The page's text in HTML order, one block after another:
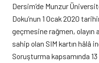
Dersim’de Munzur
Doku’nun 1 Ocak 2020
geçmesine rağmen, olayın
sahip olan SIM kartın hâlâ
Soruşturma kapsamında